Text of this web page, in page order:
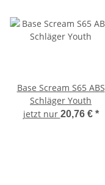
Base Scream S65 ABS
Schläger Youth
jetzt nur 20,76 € *